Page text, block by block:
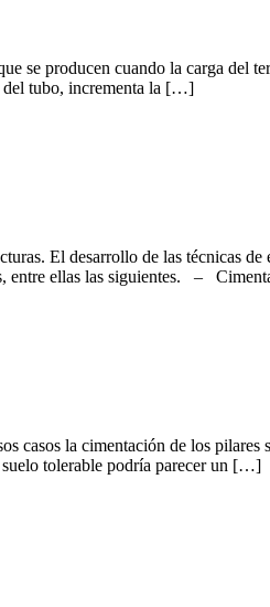
se producen cuando la carga del
del tubo, incrementa la […]
El desarrollo de las técnicas
entre ellas las siguientes. –
casos la cimentación de los
suelo tolerable podría parecer un […]